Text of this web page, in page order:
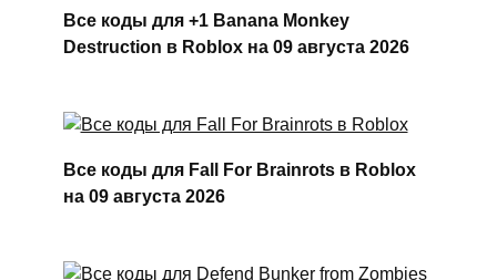
Все коды для +1 Banana Monkey
Destruction в Roblox на 09 августа 2026
Все коды для Fall For Brainrots в Roblox
на 09 августа 2026